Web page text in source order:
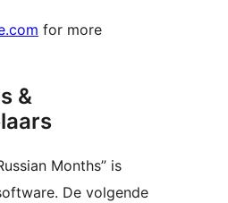
for more
&
Months” is
De volgende